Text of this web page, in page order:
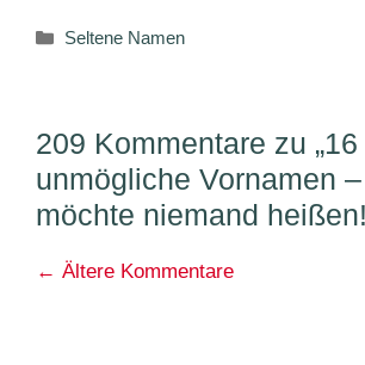
Kategorien
Seltene Namen
209 Kommentare zu „16
unmögliche Vornamen
möchte niemand
Kommentarnavigation
← Ältere Kommentare